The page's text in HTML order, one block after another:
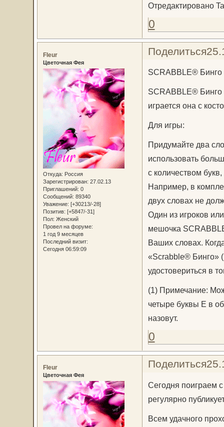
Отредактировано
0
Поделиться
Fleur
Цветочная Фея
Откуда: Россия
Зарегистрирован: 27.02.13
Приглашений: 0
Сообщений: 89340
Уважение: [+30213/-28]
Позитив: [+5847/-31]
Пол: Женский
Провел на форуме:
1 год 9 месяцев
Последний визит:
Сегодня 06:59:09
SCRABBLE® Бинго
SCRABBLE® Бинго
играется она с
Для игры:
Придумайте два
использовать
с количеством
Например, в
двух словах не
Один из игроков
мешочка
Ваших словах.
«Scrabble® Бинго»
удостовериться в
(1) Примечание:
четыре буквы Е в
назовут.
0
Поделиться
Fleur
Цветочная Фея
Сегодня поиграем
регулярно
Всем удачного